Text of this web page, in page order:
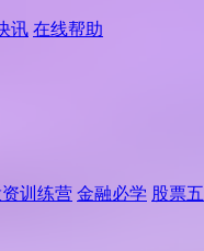
讯 在线帮助
训练营 金融必学 股票